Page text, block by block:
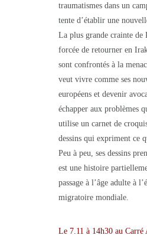
traumatismes dans un
tente d’établir une
La plus grande crainte de
forcée de retourner en
sont confrontés à la
veut vivre comme ses
européens et devenir
échapper aux problèmes
utilise un carnet de
dessins qui expriment ce
Peu à peu, ses dessins
est une histoire
passage à l’âge adulte à
migratoire mondiale.
Le 7.11 à 14h30 au Carré